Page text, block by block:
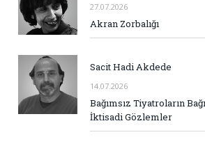
27.07.2026
Akran Zorbalığı
Sacit Hadi Akdede
14.07.2026
Bağımsız Tiyatroların
İktisadi Gözlemler